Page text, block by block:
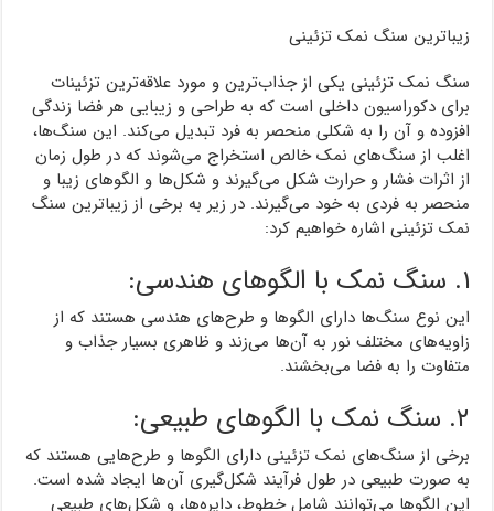
زیباترین سنگ نمک تزئینی
سنگ نمک تزئینی یکی از جذاب‌ترین و مورد علاقه‌ترین تزئینات
برای دکوراسیون داخلی است که به طراحی و زیبایی هر فضا زندگی
افزوده و آن را به شکلی منحصر به فرد تبدیل می‌کند. این سنگ‌ها،
اغلب از سنگ‌های نمک خالص استخراج می‌شوند که در طول زمان
از اثرات فشار و حرارت شکل می‌گیرند و شکل‌ها و الگوهای زیبا و
منحصر به فردی به خود می‌گیرند. در زیر به برخی از زیباترین سنگ
نمک تزئینی اشاره خواهیم کرد:
۱. سنگ نمک با الگوهای هندسی:
این نوع سنگ‌ها دارای الگوها و طرح‌های هندسی هستند که از
زاویه‌های مختلف نور به آن‌ها می‌زند و ظاهری بسیار جذاب و
متفاوت را به فضا می‌بخشند.
۲. سنگ نمک با الگوهای طبیعی:
برخی از سنگ‌های نمک تزئینی دارای الگوها و طرح‌هایی هستند که
به صورت طبیعی در طول فرآیند شکل‌گیری آن‌ها ایجاد شده است.
این الگوها می‌توانند شامل خطوط، دایره‌ها، و شکل‌های طبیعی